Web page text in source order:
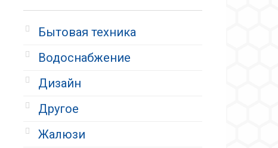
Бытовая техника
Водоснабжение
Дизайн
Другое
Жалюзи